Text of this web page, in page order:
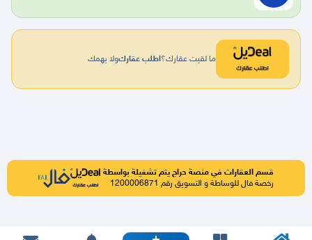
ما لقيت عقارك؟اطلب عقاركولا يهمك
قسم العقارات في منصة حراج يتم تشغيلة بواسطة
رخصة فال للوساطة و التسويق رقم 1200006871